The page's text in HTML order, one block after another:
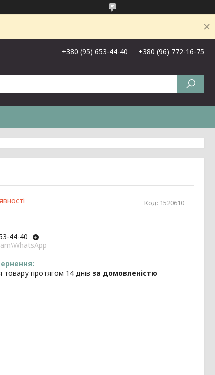
+380 (95) 653-44-40 +380 (96) 772-16-75
Код: 1520610
44-40
товару протягом 14 днів за домовленістю